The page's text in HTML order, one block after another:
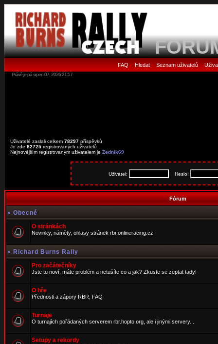
FAQ • Hledat• Seznam uživatelů•
Právě je pá srpen 07, 2026 21:57
Uživatelé zaslali celkem 78297 příspěvků
Je zde 82725 registrovaných uživatelů
Nejnovějším registrovaným uživatelem je Zednik69
Uživatel: Heslo:
Fórum
» Obecné
O stránkách
Novinky, náměty, ohlasy stránek rbr.onlineracing.cz
» Richard Burns Rally
Pro začátečníky
Jste tu noví, máte problém a netušíte co a jak? Zkuste se zeptat tady!
O hře
Přednosti a zápory RBR, FAQ
Turnaje
O turnajích pořádaných serverem rbr.hopto.org, ale i jinými servery...
Setupy a rekordy